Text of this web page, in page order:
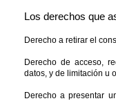
Los derechos que
Derecho a retirar el
Derecho de acceso,
datos, y de limitación u
Derecho a presentar